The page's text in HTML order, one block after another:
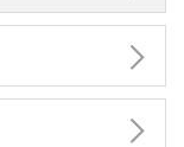

